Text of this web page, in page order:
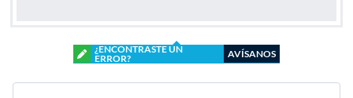
¿ENCONTRASTE UN
ERROR?
AVÍSANOS